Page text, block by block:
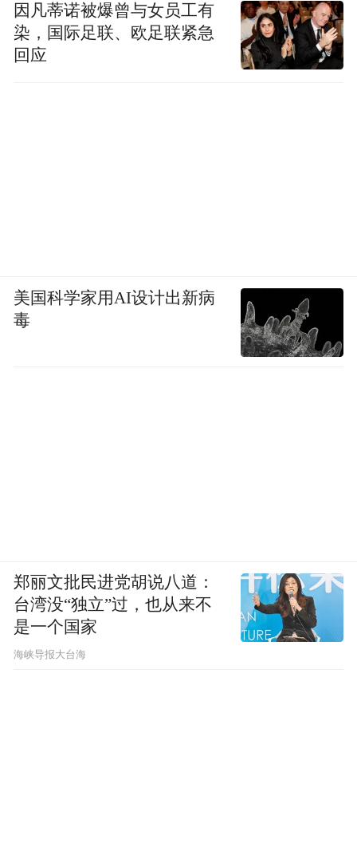
因凡蒂诺被爆曾与女员工有
染，国际足联、欧足联紧急
回应
美国科学家用AI设计出新病
毒
郑丽文批民进党胡说八道：
台湾没“独立”过，也从来不
是一个国家
​海峡导报大台海